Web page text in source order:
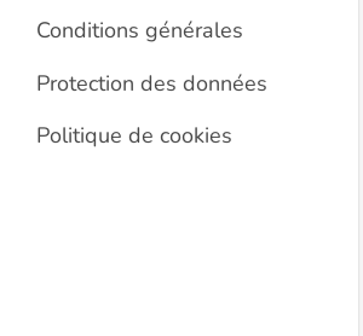
Conditions générales
Protection des données
Politique de cookies